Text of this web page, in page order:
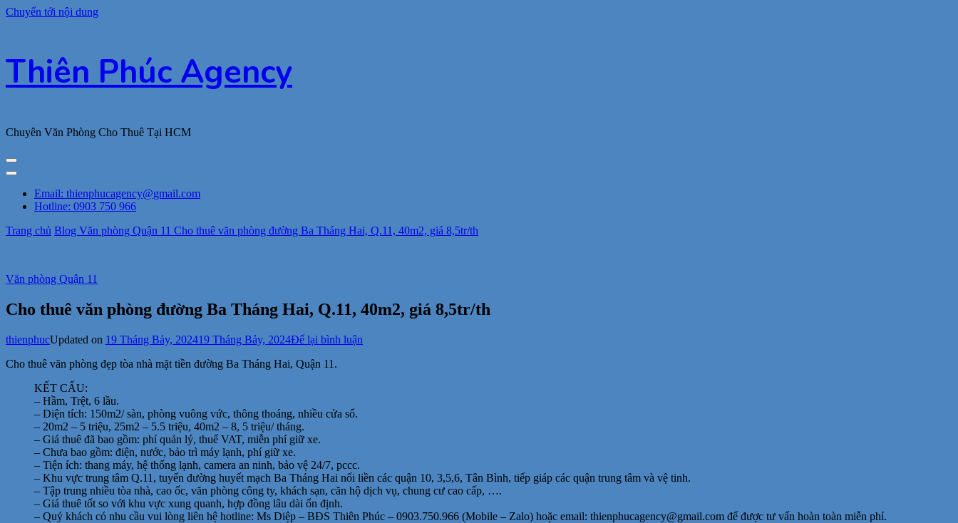
Chuyển tới nội dung
Thiên Phúc Agency
Chuyên Văn Phòng Cho Thuê Tại HCM
Email: thienphucagency@gmail.com
Hotline: 0903 750 966
Trang chủ Blog Văn phòng Quận 11 Cho thuê văn phòng đường Ba Tháng Hai, Q.11, 40m2, giá 8,5tr/th
Văn phòng Quận 11
Cho thuê văn phòng đường Ba Tháng Hai, Q.11, 40m2, giá 8,5tr/th
thienphucUpdated on 19 Tháng Bảy, 202419 Tháng Bảy, 2024Để lại bình luận
giá
8,5tr/th
Cho thuê văn phòng đẹp tòa nhà mặt tiền đường Ba Tháng Hai, Quận 11.
KẾT CẤU:
– Hầm, Trệt, 6 lầu.
– Diện tích: 150m2/ sàn, phòng vuông vức, thông thoáng, nhiều cửa sổ.
– 20m2 – 5 triệu, 25m2 – 5.5 triệu, 40m2 – 8, 5 triệu/ tháng.
– Giá thuê đã bao gồm: phí quản lý, thuế VAT, miễn phí giữ xe.
– Chưa bao gồm: điện, nước, bảo trì máy lạnh, phí giữ xe.
– Tiện ích: thang máy, hệ thống lạnh, camera an ninh, bảo vệ 24/7, pccc.
– Khu vực trung tâm Q.11, tuyến đường huyết mạch Ba Tháng Hai nối liền các quận 10, 3,5,6, Tân Bình, tiếp giáp các quận trung tâm và vệ tinh.
– Tập trung nhiều tòa nhà, cao ốc, văn phòng công ty, khách sạn, căn hộ dịch vụ, chung cư cao cấp, ….
– Giá thuê tốt so với khu vực xung quanh, hợp đồng lâu dài ổn định.
– Quý khách có nhu cầu vui lòng liên hệ hotline: Ms Diệp – BĐS Thiên Phúc – 0903.750.966 (Mobile – Zalo) hoặc email: thienphucagency@gmail.com để được tư vấn hoàn toàn miễn phí.